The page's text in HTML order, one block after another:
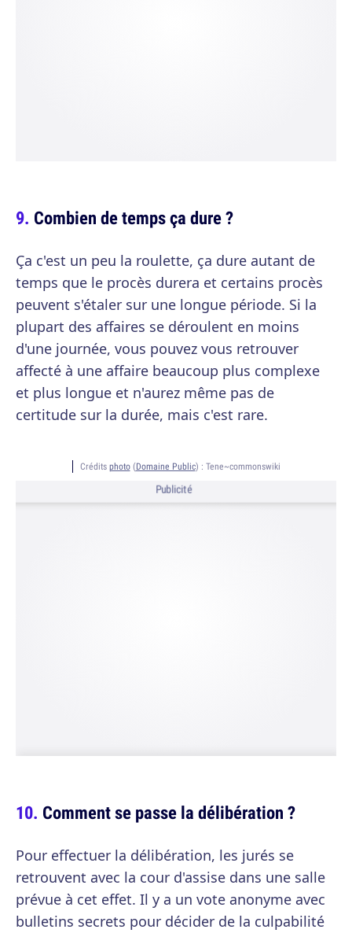
Combien de temps ça dure ?
Ça c'est un peu la roulette, ça dure autant de
temps que le procès durera et certains procès
peuvent s'étaler sur une longue période. Si la
plupart des affaires se déroulent en moins
d'une journée, vous pouvez vous retrouver
affecté à une affaire beaucoup plus complexe
et plus longue et n'aurez même pas de
certitude sur la durée, mais c'est rare.
Crédits photo(Domaine Public) : Tene~commonswiki
Publicité
Comment se passe la délibération ?
Pour effectuer la délibération, les jurés se
retrouvent avec la cour d'assise dans une salle
prévue à cet effet. Il y a un vote anonyme avec
bulletins secrets pour décider de la culpabilité